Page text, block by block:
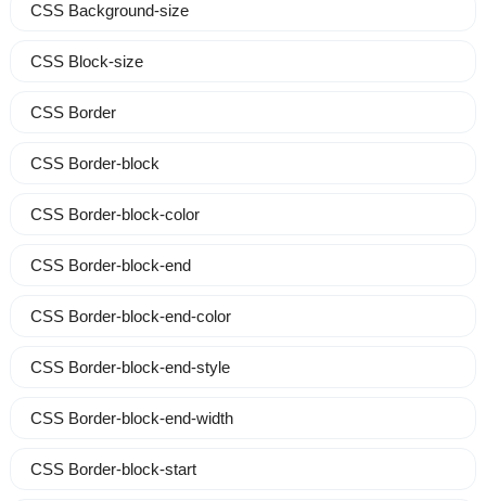
CSS Background-size
CSS Block-size
CSS Border
CSS Border-block
CSS Border-block-color
CSS Border-block-end
CSS Border-block-end-color
CSS Border-block-end-style
CSS Border-block-end-width
CSS Border-block-start